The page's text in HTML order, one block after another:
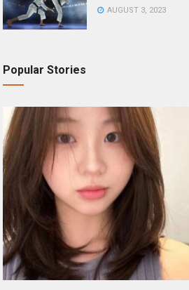
AUGUST 3, 2023
Popular Stories